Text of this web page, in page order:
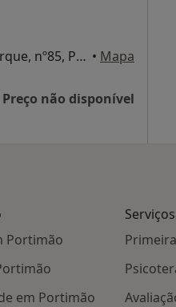
Rua Mouzinho de Albuquerque, nº85, Portimão • Mapa
Preço não disponível
Portimão
em Portimão